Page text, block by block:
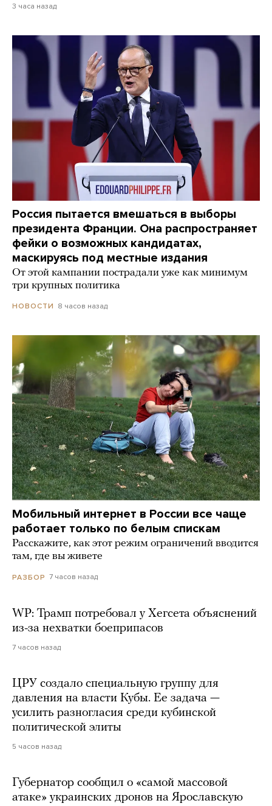
3 часа назад
Россия пытается вмешаться в выборы
президента Франции. Она распространяет
фейки о возможных кандидатах,
маскируясь под местные издания
От этой кампании пострадали уже как минимум
три крупных политика
НОВОСТИ 8 часов назад
Мобильный интернет в России все чаще
работает только по белым спискам
Расскажите, как этот режим ограничений вводится
там, где вы живете
РАЗБОР 7 часов назад
WP: Трамп потребовал у Хегсета объяснений
из-за нехватки боеприпасов
7 часов назад
ЦРУ создало специальную группу для
давления на власти Кубы. Ее задача —
усилить разногласия среди кубинской
политической элиты
5 часов назад
Губернатор сообщил о «самой массовой
атаке» украинских дронов на Ярославскую